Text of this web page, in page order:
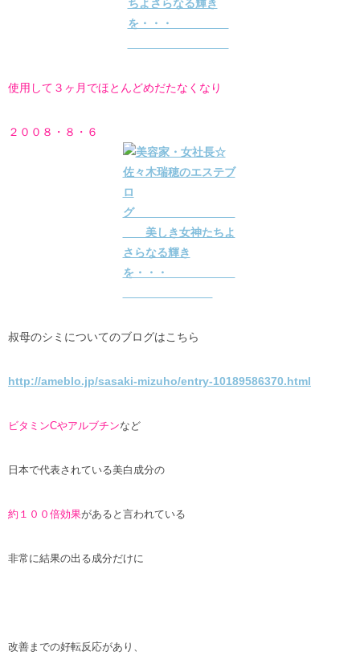
使用して３ヶ月でほとんどめだたなくなり
２００８・８・６
叔母のシミについてのブログはこちら
http://ameblo.jp/sasaki-mizuho/entry-10189586370.html
ビタミンCやアルブチンなど
日本で代表されている美白成分の
約１００倍効果があると言われている
非常に結果の出る成分だけに
改善までの好転反応があり、